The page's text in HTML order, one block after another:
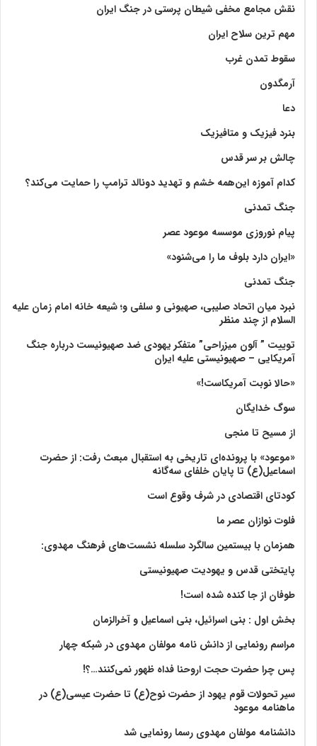
نقش مجامع مخفی شیطان پرستی در جنگ ایران
مهم ترین سلاح ایران
سقوط تمدن غرب
آرمگدون
دعا
بنرد فیزیک و متافیزیک
چالش بر سر قدس
کدام آموزه این‌همه خشم و تهدید دونالد ترامپ را حمایت می‌کند؟
جنگ تمدنی
پیام نوروزی موسسه موعود عصر
«ایران دارد بلوف ما را می‌شنود»
جنگ تمدنی
نبرد میان اتحاد صلیبی، صهیونی و سلفی و؛ شیعه خانه امام زمان علیه
السلام از چند منظر
توییت ” آلون میزراحی” متفکر یهودی ضد صهیونیست درباره جنگ
آمریکایی – صهیونیستی علیه ایران
«حالا نوبت آمریکاست!»
سوگ خدایگان
از مسیح تا منجی
«موعود» با پرونده‌ای تاریخی به استقبال مبعث رفت: از حضرت
اسماعیل(ع) تا پایان خلفای سه‌گانه
کودتای اقتصادی در شرف وقوع است
فلوت نوازان عصر ما
همزمان با بیستمین سالگرد سلسله نشست‌های فرهنگ مهدوی:‌
پایتختی قدس و یهودیت صهیونیستی
طوفان از جا کنده شده است!
بخش اول : بنی اسرائیل، بنی اسماعیل و آخرالزمان
مراسم رونمایی از دانش نامه مولفان مهدوی در شبکه چهار
پس چرا حضرت حجت اروحنا فداه ظهور نمی‌کنند…؟!
سیر تحولات قوم یهود از حضرت نوح(ع) تا حضرت عیسی(ع) در
ماهنامه موعود
دانشنامه مولفان مهدوی رسما رونمایی شد